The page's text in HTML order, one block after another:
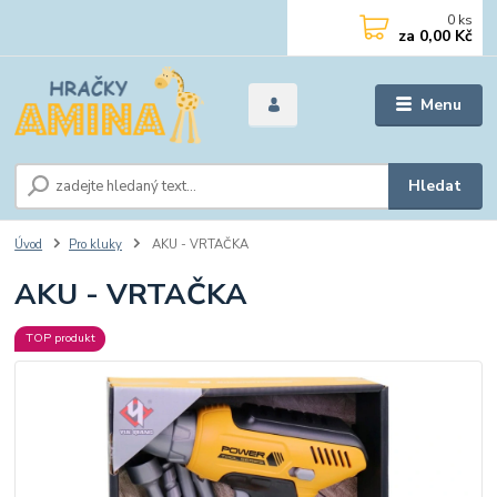
Menu
Hledat
0 ks
za 0,00 Kč
Úvod Pro kluky AKU - VRTAČKA
AKU - VRTAČKA
TOP produkt